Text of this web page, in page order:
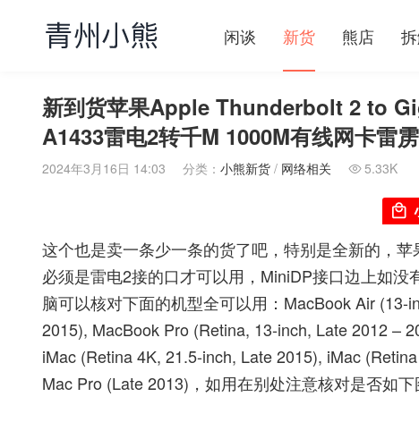
闲谈 新货 熊店
新到货苹果Apple Thunderbolt 2 to
A1433雷电2转千M 1000M有线网卡雷
2024年3月16日 14:03 分类： 小熊新货 / 网络相关  5.33K
这个也是卖一条少一条的货了吧，特别是全新的，
必须是雷电2接的口才可以用，MiniDP接口边上如
脑可以核对下面的机型全可以用：MacBook Air
2015), MacBook Pro (Retina, 13-inch, Late 2012 –
iMac (Retina 4K, 21.5-inch, Late 2015), iMac
Mac Pro (Late 2013)，如用在别处注意核对是否如下